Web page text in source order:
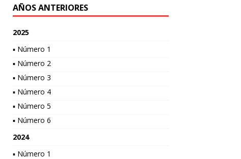
AÑOS ANTERIORES
2025
▪ Número 1
▪ Número 2
▪ Número 3
▪ Número 4
▪ Número 5
▪ Número 6
2024
▪ Número 1